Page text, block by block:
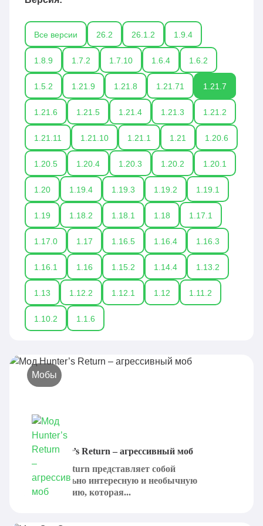
Все версии 26.2 26.1.2 1.9.4
1.8.9 1.7.2 1.7.10 1.6.4 1.6.2
1.5.2 1.21.9 1.21.8 1.21.71 1.21.7
1.21.6 1.21.5 1.21.4 1.21.3 1.21.2
1.21.11 1.21.10 1.21.1 1.21 1.20.6
1.20.5 1.20.4 1.20.3 1.20.2 1.20.1
1.20 1.19.4 1.19.3 1.19.2 1.19.1
1.19 1.18.2 1.18.1 1.18 1.17.1
1.17.0 1.17 1.16.5 1.16.4 1.16.3
1.16.1 1.16 1.15.2 1.14.4 1.13.2
1.13 1.12.2 1.12.1 1.12 1.11.2
1.10.2 1.1.6
Мобы
Мод Hunter’s Return – агрессивный моб
Hunter's Return представляет собой
действительно интересную и необычную
модификацию, которая...